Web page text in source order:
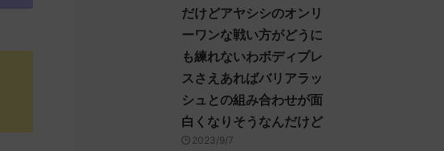
だけどアヤシシのオンリ
ーワンな戦い方がどうに
も練れないわボディプレ
スさえあればバリアラッ
シュとの組み合わせが面
白くなりそうなんだけど
2023/9/7